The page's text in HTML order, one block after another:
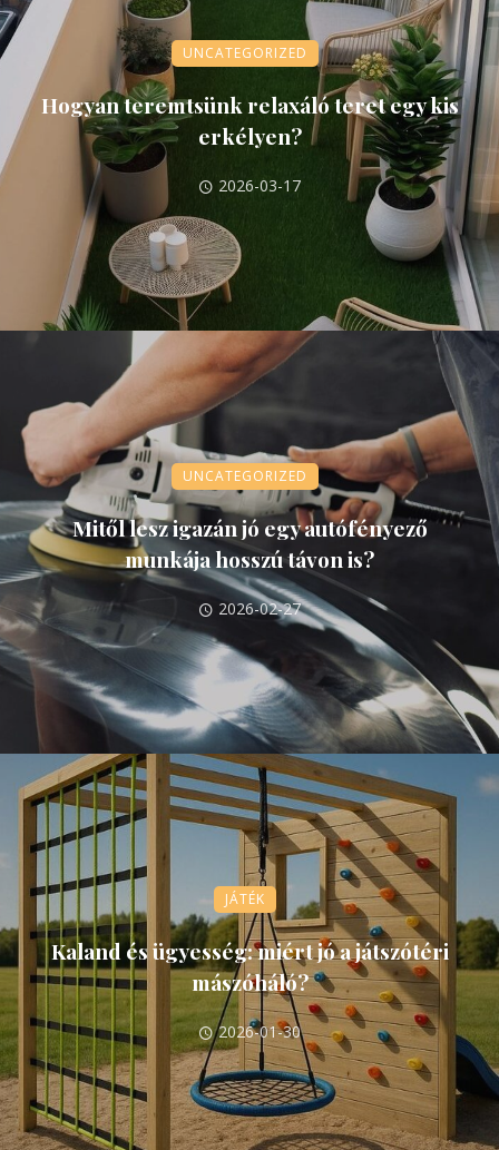
UNCATEGORIZED
Hogyan teremtsünk relaxáló teret egy kis
erkélyen?
2026-03-17
UNCATEGORIZED
Mitől lesz igazán jó egy autófényező
munkája hosszú távon is?
2026-02-27
JÁTÉK
Kaland és ügyesség: miért jó a játszótéri
mászóháló?
2026-01-30